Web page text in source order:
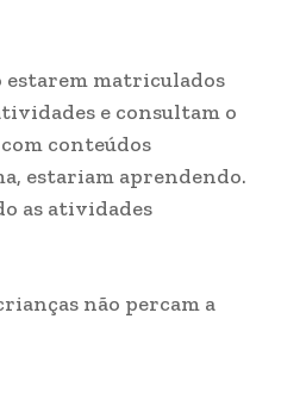
estarem matriculados
e consultam o
conteúdos
estariam aprendendo.
as atividades
não percam a